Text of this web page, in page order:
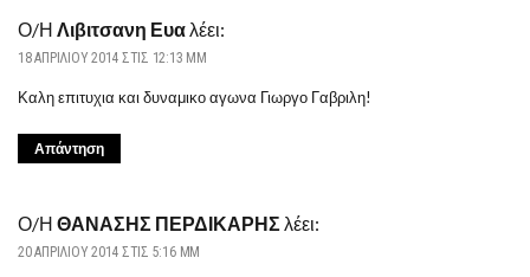
Ο/Η Λιβιτσανη Ευα λέει:
18 ΑΠΡΙΛΊΟΥ 2014 ΣΤΙΣ 12:13 ΜΜ
Καλη επιτυχια και δυναμικο αγωνα Γιωργο Γαβριλη!
Απάντηση
Ο/Η ΘΑΝΑΣΗΣ ΠΕΡΔΙΚΑΡΗΣ λέει:
20 ΑΠΡΙΛΊΟΥ 2014 ΣΤΙΣ 5:16 ΜΜ